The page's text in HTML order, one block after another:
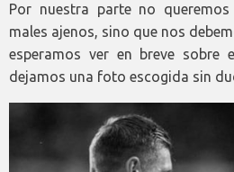
Por nuestra parte no
males ajenos, sino que nos
esperamos ver en breve sobre
dejamos una foto escogida sin